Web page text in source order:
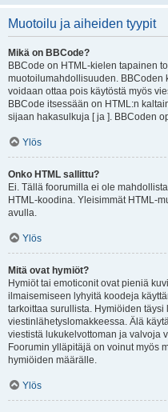
Muotoilu ja aiheiden tyypit
Mikä on BBCode?
BBCode on HTML-kielen tapainen
muotoilumahdollisuuden. BBCoden
voidaan ottaa pois käytöstä myös
BBCode itsessään on HTML:n
sijaan hakasulkuja [ ja ]. BBCoden
Ylös
Onko HTML sallittu?
Ei. Tällä foorumilla ei ole
HTML-koodina. Yleisimmät HTML-
avulla.
Ylös
Mitä ovat hymiöt?
Hymiöt tai emoticonit ovat pieniä
ilmaisemiseen lyhyitä koodeja
tarkoittaa surullista. Hymiöiden täysi
viestinlähetyslomakkeessa. Älä
viestistä lukukelvottoman ja valvoja
Foorumin ylläpitäjä on voinut myös
hymiöiden määrälle.
Ylös